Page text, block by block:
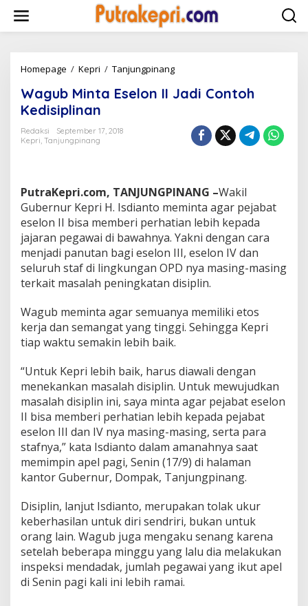
w
Homepage / Kepri / Tanjungpinang
g
E
s
e
l
o
n
I
I
d
i
n
t
o
h
K
e
i
s
i
l
i
n
a
n
Wagub Minta Eselon II Jadi Contoh
Kedisiplinan
Redaksi
September 17, 2018
Kepri, Tanjungpinang
PutraKepri.com, TANJUNGPINANG –Wakil
Gubernur Kepri H. Isdianto meminta agar pejabat
eselon II bisa memberi perhatian lebih kepada
jajaran pegawai di bawahnya. Yakni dengan cara
menjadi panutan bagi eselon III, eselon IV dan
seluruh staf di lingkungan OPD nya masing-masing
terkait masalah peningkatan disiplin.
Wagub meminta agar semuanya memiliki etos
kerja dan semangat yang tinggi. Sehingga Kepri
tiap waktu semakin lebih baik.
“Untuk Kepri lebih baik, harus diawali dengan
menekankan masalah disiplin. Untuk mewujudkan
masalah disiplin ini, saya minta agar pejabat eselon
II bisa memberi perhatian lebih kepada pejabat
eselon III dan IV nya masing-masing, serta para
stafnya,” kata Isdianto dalam amanahnya saat
memimpin apel pagi, Senin (17/9) di halaman
kantor Gubernur, Dompak, Tanjungpinang.
Disiplin, lanjut Isdianto, merupakan tolak ukur
keberhasilan untuk diri sendriri, bukan untuk
orang lain. Wagub juga mengaku senang karena
setelah beberapa minggu yang lalu dia melakukan
inspeksi mendadak, jumlah pegawai yang ikut apel
di Senin pagi kali ini lebih ramai.